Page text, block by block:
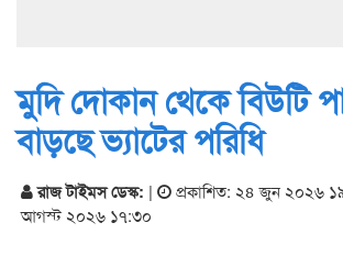
মুদি দোকান থেকে বিউটি
বাড়ছে ভ্যাটের পরিধি
রাজ টাইমস ডেস্ক: | প্রকাশিত: ২৪ জুন ২০২৬
আগস্ট ২০২৬ ১৭:৩০